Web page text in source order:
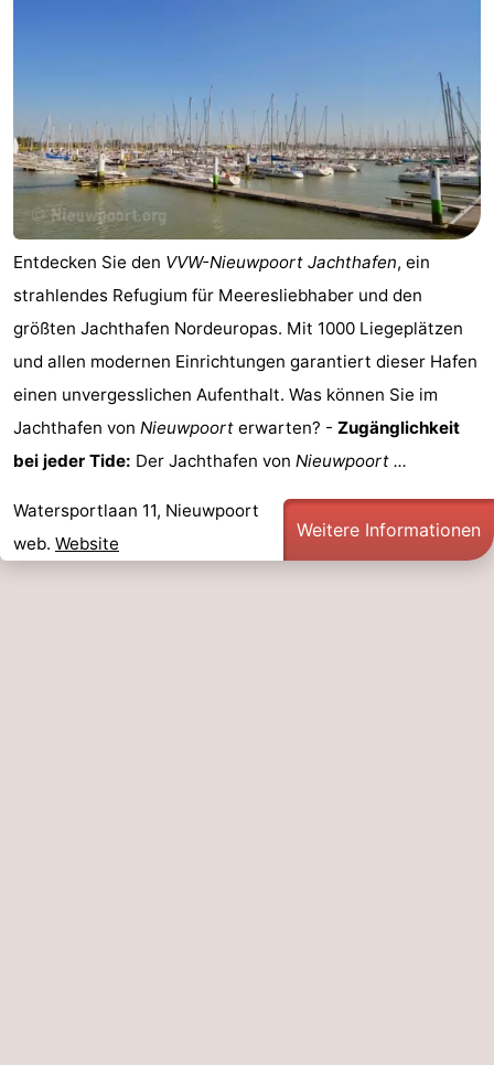
aan
zee
Westende
Hotels
Zimmer
(mit
Lastminutes
Sehen
tun
Museen
-
Entdecken Sie den VVW-Nieuwpoort Jachthafen, ein
strahlendes Refugium für Meeresliebhaber und den
größten Jachthafen Nordeuropas. Mit 1000 Liegeplätzen
und allen modernen Einrichtungen garantiert dieser Hafen
einen unvergesslichen Aufenthalt. Was können Sie im
Jachthafen von Nieuwpoort erwarten? - Zugänglichkeit
bei jeder Tide: Der Jachthafen von Nieuwpoort ...
Watersportlaan 11, Nieuwpoort
web. Website
Weitere Informationen